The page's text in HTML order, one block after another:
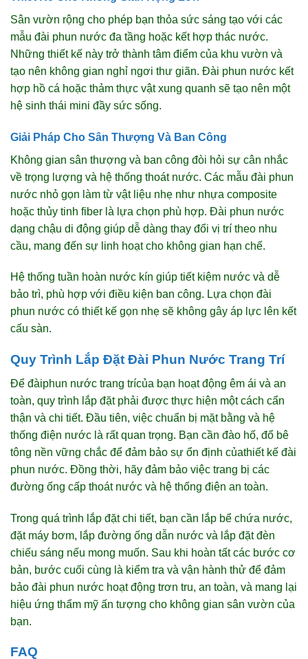
Sân vườn rộng cho phép bạn thỏa sức sáng tạo với các
mẫu đài phun nước đa tầng hoặc kết hợp thác nước.
Những thiết kế này trở thành tâm điểm của khu vườn và
tạo nên không gian nghỉ ngơi thư giãn. Đài phun nước kết
hợp hồ cá hoặc thảm thực vật xung quanh sẽ tạo nên một
hệ sinh thái mini đầy sức sống.
Giải Pháp Cho Sân Thượng Và Ban Công
Không gian sân thượng và ban công đòi hỏi sự cân nhắc
về trọng lượng và hệ thống thoát nước. Các mẫu đài phun
nước nhỏ gọn làm từ vật liệu nhẹ như nhựa composite
hoặc thủy tinh fiber là lựa chọn phù hợp. Đài phun nước
dạng chậu di động giúp dễ dàng thay đổi vị trí theo nhu
cầu, mang đến sự linh hoạt cho không gian hạn chế.
Hệ thống tuần hoàn nước kín giúp tiết kiệm nước và dễ
bảo trì, phù hợp với điều kiện ban công. Lựa chọn đài
phun nước có thiết kế gọn nhẹ sẽ không gây áp lực lên kết
cấu sàn.
Quy Trình Lắp Đặt Đài Phun Nước Trang Trí
Để đàiphun nước trang trícủa bạn hoạt động êm ái và an
toàn, quy trình lắp đặt phải được thực hiện một cách cẩn
thận và chi tiết. Đầu tiên, việc chuẩn bị mặt bằng và hệ
thống điện nước là rất quan trọng. Bạn cần đào hố, đổ bê
tông nền vững chắc để đảm bảo sự ổn định củathiết kế đài
phun nước. Đồng thời, hãy đảm bảo việc trang bị các
đường ống cấp thoát nước và hệ thống điện an toàn.
Trong quá trình lắp đặt chi tiết, bạn cần lắp bể chứa nước,
đặt máy bơm, lắp đường ống dẫn nước và lắp đặt đèn
chiếu sáng nếu mong muốn. Sau khi hoàn tất các bước cơ
bản, bước cuối cùng là kiểm tra và vận hành thử để đảm
bảo đài phun nước hoạt động trơn tru, an toàn, và mang lại
hiệu ứng thẩm mỹ ấn tượng cho không gian sân vườn của
bạn.
FAQ